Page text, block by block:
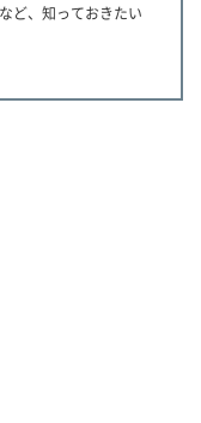
ど、知っておきたい